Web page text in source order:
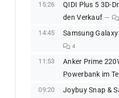
15:26
QIDI Plus 5 3D-
den Verkauf
14:45 Samsung
4
11:53
Anker Prime
Powerbank im
09:20
Joybuy Snap &